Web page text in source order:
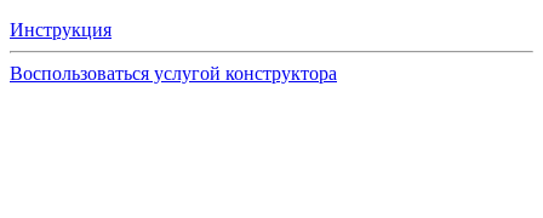
Инструкция
Воспользоваться услугой конструктора